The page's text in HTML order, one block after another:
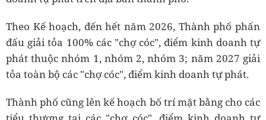
Theo Kế hoạch, đến hết năm 2026, Thành phố phấn
đấu giải tỏa 100% các "chợ cóc", điểm kinh doanh tự
phát thuộc nhóm 1, nhóm 2, nhóm 3; năm 2027 giải
tỏa toàn bộ các "chợ cóc", điểm kinh doanh tự phát.
Thành phố cũng lên kế hoạch bố trí mặt bằng cho các